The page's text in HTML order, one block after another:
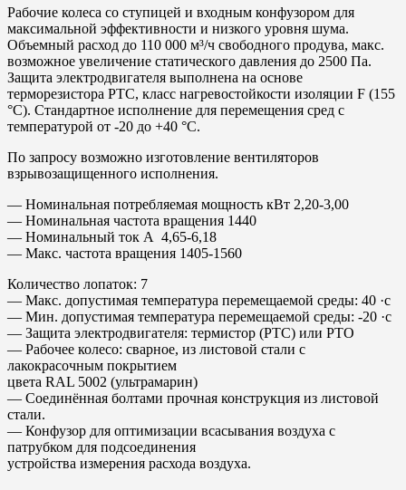
Рабочие колеса со ступицей и входным конфузором для
максимальной эффективности и низкого уровня шума.
Объемный расход до 110 000 м³/ч свободного продува, макс.
возможное увеличение статического давления до 2500 Па.
Защита электродвигателя выполнена на основе
терморезистора PTC, класс нагревостойкости изоляции F (155
°С). Стандартное исполнение для перемещения сред с
температурой от -20 до +40 °С.
По запросу возможно изготовление вентиляторов
взрывозащищенного исполнения.
— Номинальная потребляемая мощность кВт 2,20-3,00
— Номинальная частота вращения 1440
— Номинальный ток А 4,65-6,18
— Макс. частота вращения 1405-1560
Количество лопаток: 7
— Макс. допустимая температура перемещаемой среды: 40 ·с
— Мин. допустимая температура перемещаемой среды: -20 ·с
— Защита электродвигателя: термистор (РТС) или РТО
— Рабочее колесо: сварное, из листовой стали с
лакокрасочным покрытием
цвета RAL 5002 (ультрамарин)
— Соединённая болтами прочная конструкция из листовой
стали.
— Конфузор для оптимизации всасывания воздуха с
патрубком для подсоединения
устройства измерения расхода воздуха.